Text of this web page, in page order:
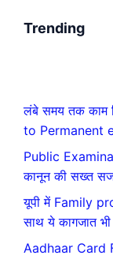
Trending
लंबे समय तक काम
to Permanent
Public
कानून की सख्त
यूपी में Family
साथ ये कागजात
Aadhaar Card